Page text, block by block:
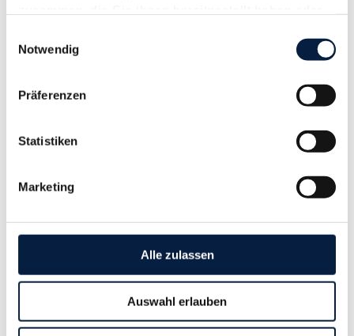
gesammelt haben.
Notwendig
Präferenzen
Statistiken
Marketing
Alle zulassen
Auswahl erlauben
Mitarbeiterprämie ist...
außergewöhnliche Belastung
Die steuerliche Geltendmachung von Kosten bzw.
häufiger Streitpunkt zwischen Steuerpflichtigen und
auch oftmals Gerichte (z.B. BFG, VwGH) damit
auseinandersetzen....
empfehlen drucken